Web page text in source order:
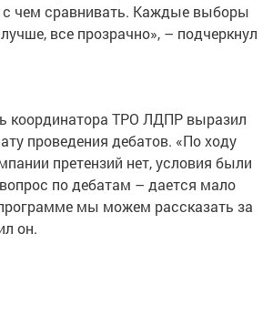
с чем сравнивать. Каждые выборы
все прозрачно», – подчеркнул
координатора ТРО ЛДПР выразил
проведения дебатов. «По ходу
претензий нет, условия были
по дебатам – дается мало
мы можем рассказать за
он.